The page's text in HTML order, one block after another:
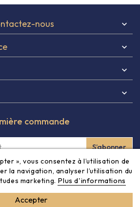
nous 



commande
newsletter et obtenez -5% à partir
commande ! Vous pouvez vous
via les informations de contact
», vous consentez à l’utilisation de
la navigation, analyser l’utilisation du
marketing. Plus d'informations
Accepter